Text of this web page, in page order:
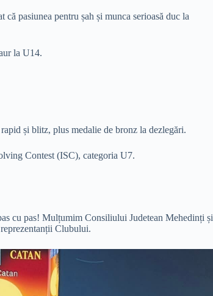
pasiunea pentru șah și munca serioasă duc la
la U14.
și blitz, plus medalie de bronz la dezlegări.
Contest (ISC), categoria U7.
cu pas! Mulțumim Consiliului Judetean Mehedinți și
Clubului.